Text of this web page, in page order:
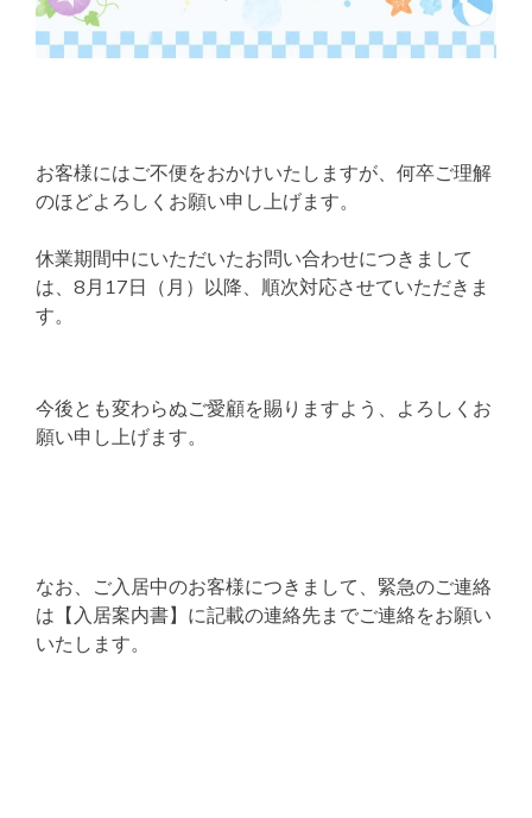
お客様にはご不便をおかけいたしますが、何卒ご理解
のほどよろしくお願い申し上げます。
休業期間中にいただいたお問い合わせにつきまして
は、8月17日（月）以降、順次対応させていただきま
す。
今後とも変わらぬご愛顧を賜りますよう、よろしくお
願い申し上げます。
なお、ご入居中のお客様につきまして、緊急のご連絡
は【入居案内書】に記載の連絡先までご連絡をお願い
いたします。